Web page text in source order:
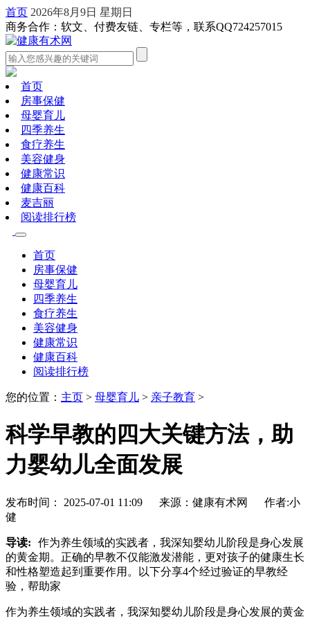
首页 2026年8月9日 星期日
商务合作：软文、付费友链、专栏等，联系QQ724257015
首页
房事保健
母婴育儿
四季养生
食疗养生
美容健身
健康常识
健康百科
麦吉丽
阅读排行榜
首页
房事保健
母婴育儿
四季养生
食疗养生
美容健身
健康常识
健康百科
阅读排行榜
您的位置： 主页 > 母婴育儿 > 亲子教育 >
科学早教的四大关键方法，助
力婴幼儿全面发展
发布时间： 2025-07-01 11:09 来源：健康有术网 作者:小
健
导读:
作为养生领域的实践者，我深知婴幼儿阶段是身心发展
的黄金期。正确的早教不仅能激发潜能，更对孩子的健康生长
和性格塑造起到重要作用。以下分享4个经过验证的早教经
验，帮助家
作为养生领域的实践者，我深知婴幼儿阶段是身心发展的黄金